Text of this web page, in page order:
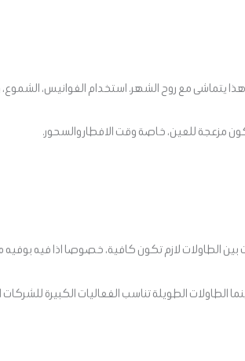
يتماشى مع روح الشهر. استخدام الفوانيس،
مزعجة للعين، خاصة وقت الافطار والسحور.
الطاولات لازم تكون كافية، خصوصا اذا فيه
الطاولات الطويلة تناسب الفعاليات الكبيرة